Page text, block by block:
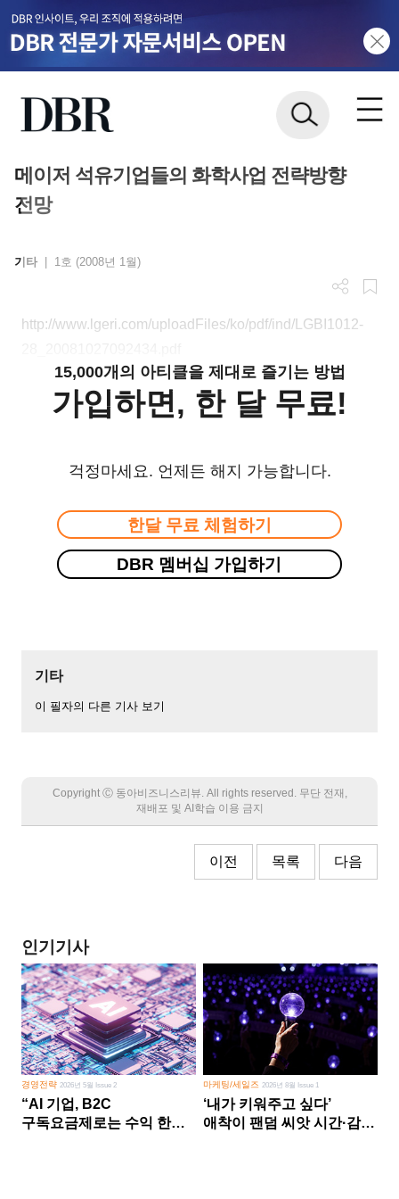
메이저 석유기업들의 화학사업 전략방향
전망
기타 1호 (2008년 1월)
http://www.lgeri.com/uploadFiles/ko/pdf/ind/LGBI1012-
15,000개의 아티클을 제대로 즐기는 방법
가입하면, 한 달 무료!
걱정마세요. 언제든 해지 가능합니다.
한달 무료 체험하기
DBR 멤버십 가입하기
기타
이 필자의 다른 기사 보기
Copyright Ⓒ 동아비즈니스리뷰. All rights reserved. 무단 전재,
재배포 및 AI학습 이용 금지
이전 목록 다음
인기기사
경영전략 2026년 5월 Issue 2
“AI 기업, B2C
구독요금제로는 수익 한계
마케팅/세일즈 2026년 8월 Issue 1
‘내가 키워주고 싶다’
애착이 팬덤 씨앗 시간·감정